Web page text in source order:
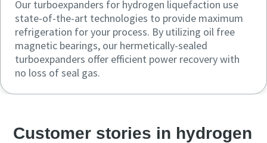
Our turboexpanders for hydrogen liquefaction use
state-of-the-art technologies to provide maximum
refrigeration for your process. By utilizing oil free
magnetic bearings, our hermetically-sealed
turboexpanders offer efficient power recovery with
no loss of seal gas.
Customer stories in hydrogen